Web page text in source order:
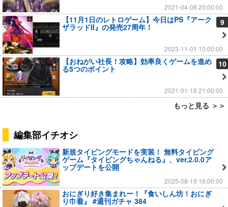
2021-04-08 20:00:00
9
【11月1日のレトロゲーム】今日はPS『アーク
ザラッドII』の発売27周年！
2023-11-01 10:00:00
10
【おねがい社長！攻略】効率良くゲームを進め
る5つのポイント
2021-01-18 21:00:00
もっと見る ＞＞
編集部イチオシ
新規タイピングモードを実装！ 無料タイピング
ゲーム『タイピングちゃんねる』、ver.2.0.0ア
ップデートを公開
2025-08-19 16:00:00
おにぎり好き集まれー！『食いしん坊！おにぎ
り巾着』 #週刊ガチャ 384